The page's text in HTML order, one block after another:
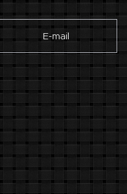
✉ E-mail